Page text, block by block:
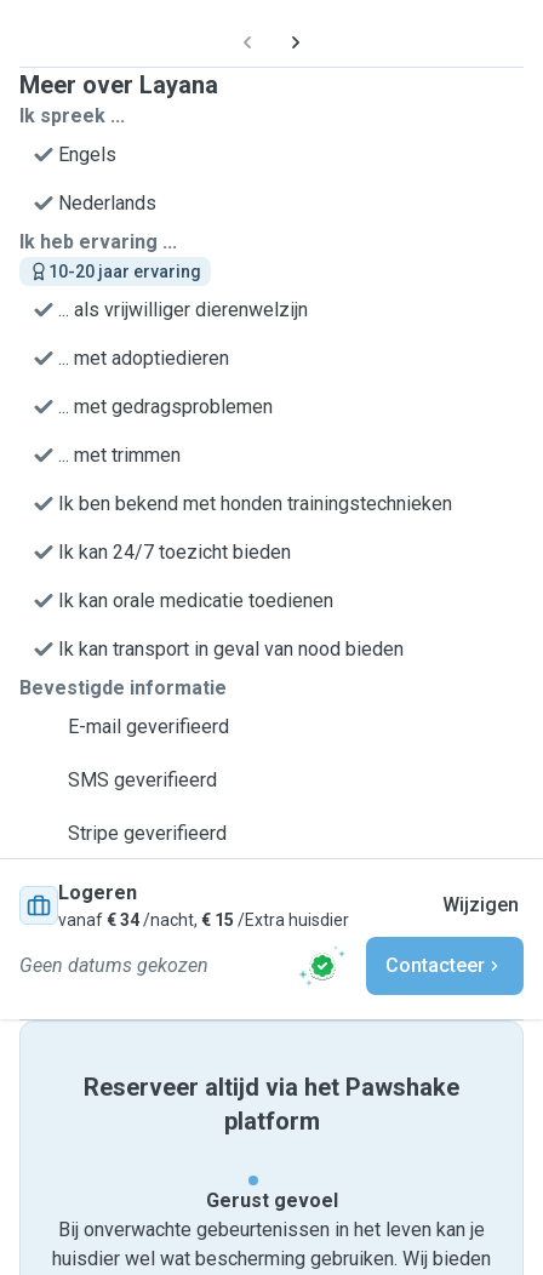
Meer over Layana
Ik spreek ...
Engels
Nederlands
Ik heb ervaring ...
10-20 jaar ervaring
... als vrijwilliger dierenwelzijn
... met adoptiedieren
... met gedragsproblemen
... met trimmen
Ik ben bekend met honden trainingstechnieken
Ik kan 24/7 toezicht bieden
Ik kan orale medicatie toedienen
Ik kan transport in geval van nood bieden
Bevestigde informatie
E-mail geverifieerd
SMS geverifieerd
Stripe geverifieerd
Logeren
vanaf€ 34/nacht, € 15 /Extra huisdier
Wijzigen
Geen datums gekozen Contacteer
Reserveer altijd via het Pawshake
platform
Gerust gevoel
Bij onverwachte gebeurtenissen in het leven kan je
huisdier wel wat bescherming gebruiken. Wij bieden